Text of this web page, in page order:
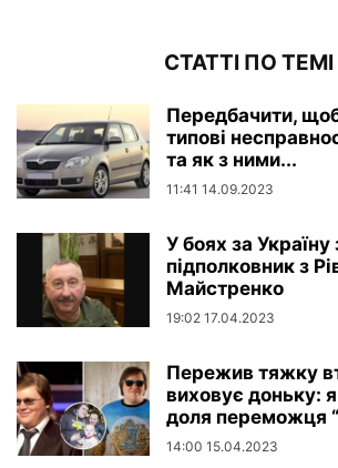
СТАТТІ ПО ТЕМІ
Передбачити,
типові
та як з ними...
11:41 14.09.2023
У боях за Україну
підполковник з
Майстренко
19:02 17.04.2023
Пережив тяжку
виховує доньку:
доля переможця
14:00 15.04.2023